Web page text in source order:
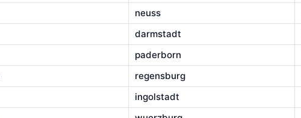
neuss
darmstadt
paderborn
regensburg
ingolstadt